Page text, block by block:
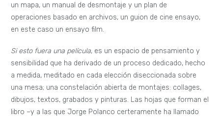
un mapa, un manual de desmontaje y un plan de
operaciones basado en archivos, un guion de cine ensayo,
en este caso un ensayo film.
Si esto fuera una película, es un espacio de pensamiento y
sensibilidad que ha derivado de un proceso dedicado, hecho
a medida, meditado en cada elección diseccionada sobre
una mesa; una constelación abierta de montajes: collages,
dibujos, textos, grabados y pinturas. Las hojas que forman el
libro –y a las que Jorge Polanco certeramente ha llamado